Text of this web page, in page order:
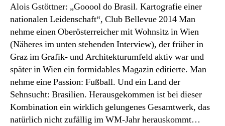
Alois Gstöttner: „Gooool do Brasil. Kartografie einer
nationalen Leidenschaft“, Club Bellevue 2014 Man
nehme einen Oberösterreicher mit Wohnsitz in Wien
(Näheres im unten stehenden Interview), der früher in
Graz im Grafik- und Architekturumfeld aktiv war und
später in Wien ein formidables Magazin editierte. Man
nehme eine Passion: Fußball. Und ein Land der
Sehnsucht: Brasilien. Herausgekommen ist bei dieser
Kombination ein wirklich gelungenes Gesamtwerk, das
natürlich nicht zufällig im WM-Jahr herauskommt…